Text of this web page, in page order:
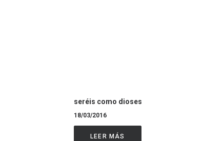
seréis como dioses
18/03/2016
LEER MÁS